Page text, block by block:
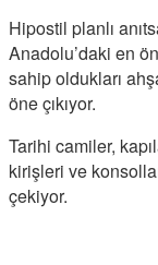
Hipostil planlı
Anadolu’daki en
sahip oldukları
öne çıkıyor.
Tarihi camiler,
kirişleri ve
çekiyor.